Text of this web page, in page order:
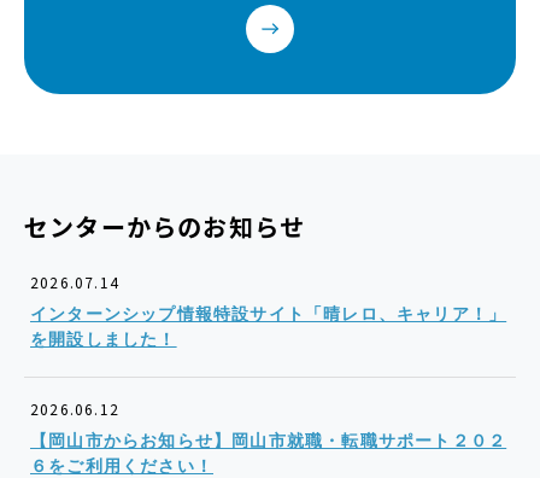
センターからのお知らせ
2026.07.14
インターンシップ情報特設サイト「晴レロ、キャリア！」
を開設しました！
2026.06.12
【岡山市からお知らせ】岡山市就職・転職サポート２０２
６をご利用ください！